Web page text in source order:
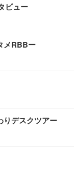
ビュー
メRBBー
りデスクツアー